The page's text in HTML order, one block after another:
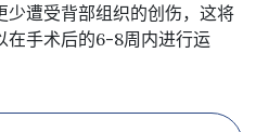
少遭受背部组织的创伤，这将
在手术后的6-8周内进行运